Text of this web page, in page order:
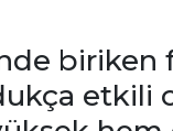
biriken
etkili